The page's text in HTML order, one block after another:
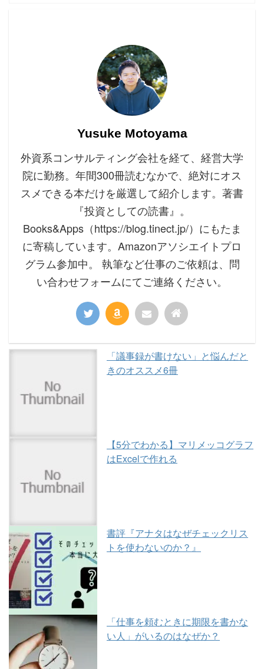
Yusuke Motoyama
外資系コンサルティング会社を経て、経営大学
院に勤務。年間300冊読むなかで、絶対にオス
スメできる本だけを厳選して紹介します。著書
『投資としての読書』。
Books&Apps（https://blog.tinect.jp/）にもたま
に寄稿しています。Amazonアソシエイトプロ
グラム参加中。 執筆など仕事のご依頼は、問
い合わせフォームにてご連絡ください。
「議事録が書けない」と悩んだと
きのオススメ6冊
【5分でわかる】マリメッコグラフ
はExcelで作れる
書評『アナタはなぜチェックリス
トを使わないのか？』
「仕事を頼むときに期限を書かな
い人」がいるのはなぜか？